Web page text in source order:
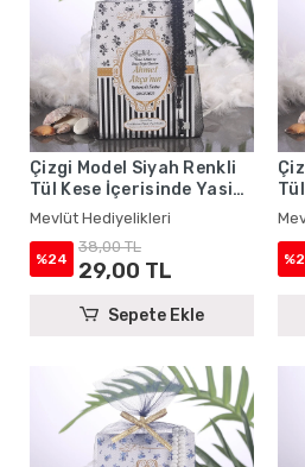
Çizgi Model Siyah Renkli
Tül Kese İçerisinde Yasin
Kitabı ve Tesbih - Mevlüt
Hediyelikleri
Mevlüt Hediyelikleri
%24
38,00 TL
29,00 TL
Sepete Ekle